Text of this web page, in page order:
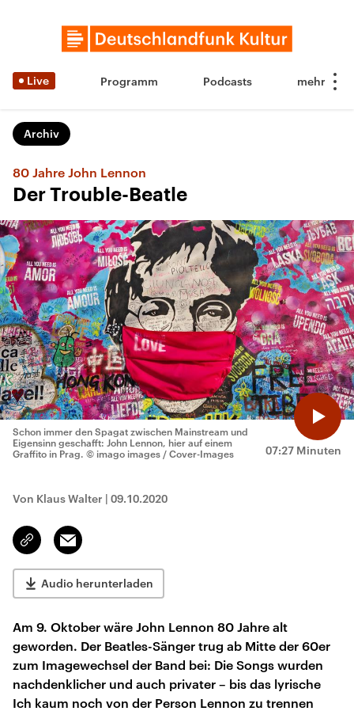
Live Programm Podcasts
Archiv
80 Jahre John Lennon
Der Trouble-Beatle
07:27 Minuten
Schon immer den Spagat zwischen Mainstream und
Eigensinn geschafft: John Lennon, hier auf einem
Graffito in Prag. © imago images / Cover-Images
Von Klaus Walter | 09.10.2020
Link
kopieren/teilen
Email
Audio herunterladen
Am 9. Oktober wäre John Lennon 80 Jahre alt
geworden. Der Beatles-Sänger trug ab Mitte der 60er
zum Imagewechsel der Band bei: Die Songs wurden
nachdenklicher und auch privater – bis das lyrische
Ich kaum noch von der Person Lennon zu trennen